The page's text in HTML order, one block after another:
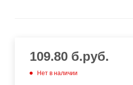
109.80 б.руб.
Нет в наличии